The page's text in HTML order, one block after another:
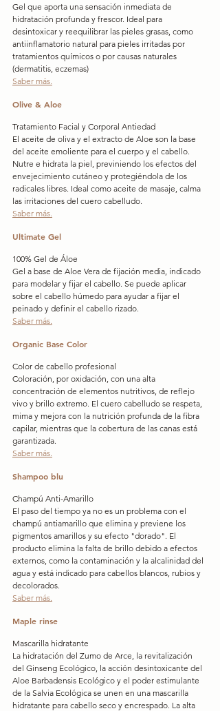
Gel que aporta una sensación inmediata de
hidratación profunda y frescor. Ideal para
desintoxicar y reequilibrar las pieles grasas, como
antiinflamatorio natural para pieles irritadas por
tratamientos químicos o por causas naturales
(dermatitis, eczemas)
Saber más.
Olive & Aloe
Tratamiento Facial y Corporal Antiedad
El aceite de oliva y el extracto de Aloe son la base
del aceite emoliente para el cuerpo y el cabello.
Nutre e hidrata la piel, previniendo los efectos del
envejecimiento cutáneo y protegiéndola de los
radicales libres. Ideal como aceite de masaje, calma
las irritaciones del cuero cabelludo.
Saber más.
Ultimate Gel
100% Gel de Áloe
Gel a base de Aloe Vera de fijación media, indicado
para modelar y fijar el cabello. Se puede aplicar
sobre el cabello húmedo para ayudar a fijar el
peinado y definir el cabello rizado.
Saber más.
Organic Base Color
Color de cabello profesional
Coloración, por oxidación, con una alta
concentración de elementos nutritivos, de reflejo
vivo y brillo extremo. El cuero cabelludo se respeta,
mima y mejora con la nutrición profunda de la fibra
capilar, mientras que la cobertura de las canas está
garantizada.
Saber más.
Shampoo blu
Champú Anti-Amarillo
El paso del tiempo ya no es un problema con el
champú antiamarillo que elimina y previene los
pigmentos amarillos y su efecto "dorado". El
producto elimina la falta de brillo debido a efectos
externos, como la contaminación y la alcalinidad del
agua y está indicado para cabellos blancos, rubios y
decolorados.
Saber más.
Maple rinse
Mascarilla hidratante
La hidratación del Zumo de Arce, la revitalización
del Ginseng Ecológico, la acción desintoxicante del
Aloe Barbadensis Ecológico y el poder estimulante
de la Salvia Ecológica se unen en una mascarilla
hidratante para cabello seco y encrespado. La alta